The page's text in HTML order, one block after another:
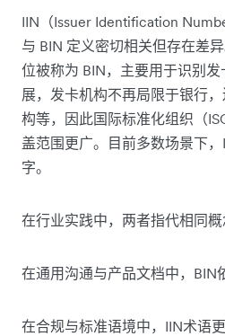
IIN（Issuer Identification
与 BIN 定义密切相关但存在差
位被称为 BIN，主要用于识别
展，发卡机构不再局限于银行
构等，因此国际标准化组织（
盖范围更广。目前多数场景下
字。
在行业实践中，两者指代相同概
在通用沟通与产品文档中，BIN
在合规与标准语境中，IIN术语更